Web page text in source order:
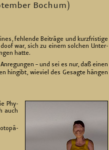
Bo­chum)
feh­len­de Bei­trä­ge und kurz­fris­ti­ge
war, sich zu einem sol­chen Un­ter­
hatte.
– und sei es nur, daß einen
hin­gibt, wie­viel des Ge­sag­te hän­gen
Phy­
auch